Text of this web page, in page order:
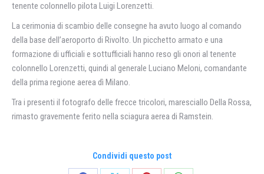
tenente colonnello pilota Luigi Lorenzetti.
La cerimonia di scambio delle consegne ha avuto luogo al comando
della base dell’aeroporto di Rivolto. Un picchetto armato e una
formazione di ufficiali e sottufficiali hanno reso gli onori al tenente
colonnello Lorenzetti, quindi al generale Luciano Meloni, comandante
della prima regione aerea dì Milano.
Tra i presenti il fotografo delle frecce tricolori, maresciallo Della Rossa,
rimasto gravemente ferito nella sciagura aerea di Ramstein.
Condividi questo post